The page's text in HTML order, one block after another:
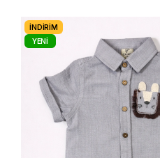
İNDIRIM
YENI